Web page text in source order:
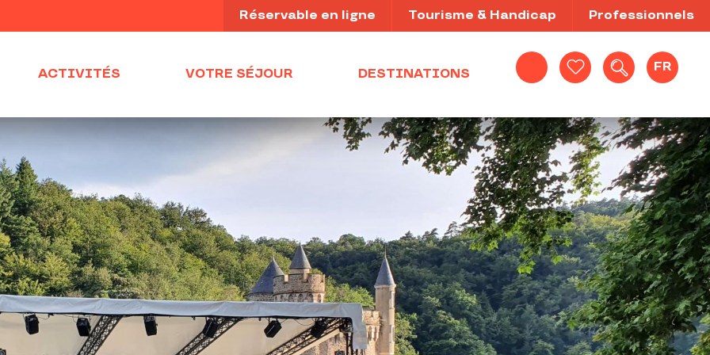
Recherche
FR
Réservable en ligne Tourisme & Handicap Professionnels
ACTIVITÉS VOTRE SÉJOUR DESTINATIONS